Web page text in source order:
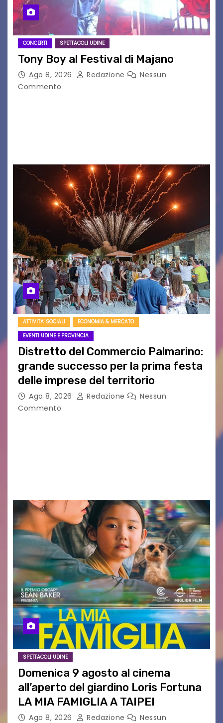
CONCERTI SPETTACOLI UDINE
Tony Boy al Festival di Majano
Ago 8, 2026 Redazione
Nessun
Commento
ATTIVITA' SOCIALI
ECONOMIA & MERCATO
EVENTI UDINE E PROVINCIA
Distretto del Commercio Palmarino:
grande successo per la prima festa
delle imprese del territorio
Ago 8, 2026 Redazione
Nessun
Commento
SPETTACOLI UDINE
Domenica 9 agosto al cinema
all’aperto del giardino Loris Fortuna
LA MIA FAMIGLIA A TAIPEI
Ago 8, 2026 Redazione
Nessun